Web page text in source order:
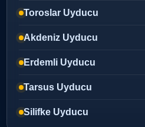
Toroslar Uyducu
Akdeniz Uyducu
Erdemli Uyducu
Tarsus Uyducu
Silifke Uyducu